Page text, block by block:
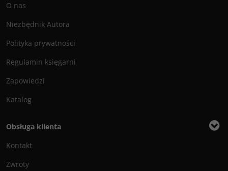
O nas
Niezbędnik Autora
Polityka prywatności
Regulamin księgarni
Zapowiedzi
Katalog
Obsługa klienta
Kontakt
Zwroty